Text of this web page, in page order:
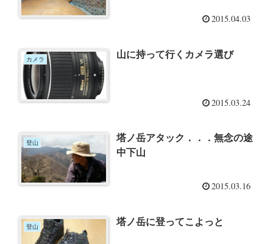
2015.04.03
カメラ 山に持って行くカメラ選び
2015.03.24
登山
塔ノ岳アタック．．．無念の途
中下山
2015.03.16
登山 塔ノ岳に登ってこよっと